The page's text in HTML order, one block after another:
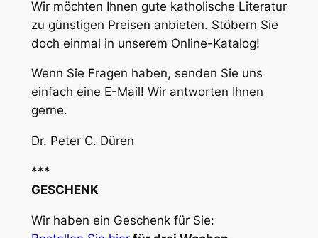
Wir möchten Ihnen gute katholische Literatur
zu günstigen Preisen anbieten. Stöbern Sie
doch einmal in unserem Online-Katalog!
Wenn Sie Fragen haben, senden Sie uns
einfach eine E-Mail! Wir antworten Ihnen
gerne.
Dr. Peter C. Düren
***
GESCHENK
Wir haben ein Geschenk für Sie: